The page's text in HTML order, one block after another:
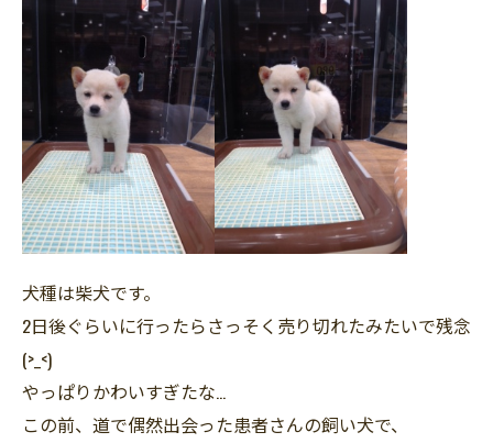
犬種は柴犬です。
2日後ぐらいに行ったらさっそく売り切れたみたいで残念
(>_<)
やっぱりかわいすぎたな…
この前、道で偶然出会った患者さんの飼い犬で、